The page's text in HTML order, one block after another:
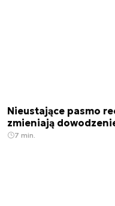
Nieustające pasmo
zmieniają
7 min.